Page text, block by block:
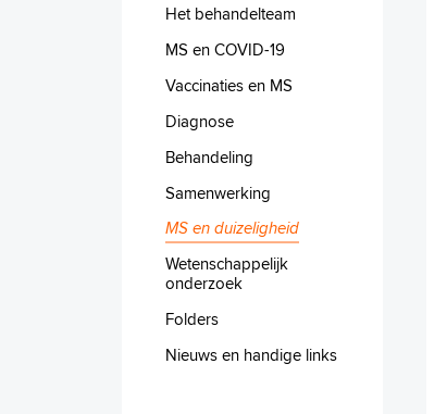
Het behandelteam
MS en COVID-19
Vaccinaties en MS
Diagnose
Behandeling
Samenwerking
MS en duizeligheid
Wetenschappelijk
onderzoek
Folders
Nieuws en handige links